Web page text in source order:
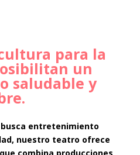
para la
un
saludable y
entretenimiento
nuestro teatro ofrece